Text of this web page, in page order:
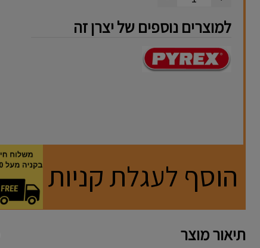
למוצרים נוספים של יצרן זה
הוסף לעגלת קניות
תיאור מוצר